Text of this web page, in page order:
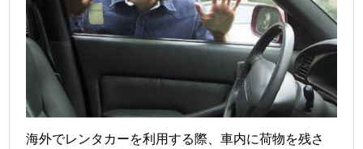
海外でレンタカーを利用する際、車内に荷物を残さ